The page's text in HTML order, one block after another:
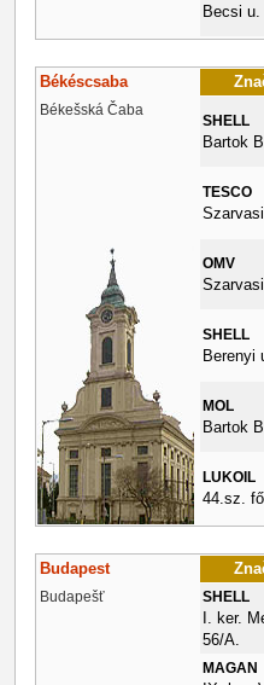
Becsi u.
Békéscsaba
Békešská Čaba
SHELL
Bartok
TESCO
OMV
SHELL
Berenyi
MOL
Bartok
LUKOIL
44.sz.
Budapest
Budapešť SHELL
I. ker.
56/A.
MAGAN